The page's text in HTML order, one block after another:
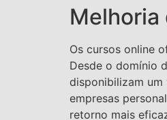
Melhoria
Os cursos online
Desde o domínio
disponibilizam
empresas
retorno mais